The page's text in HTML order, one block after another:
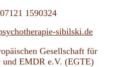
1590324
sibilski.de
Gesellschaft für
und EMDR e.V. (EGTE)